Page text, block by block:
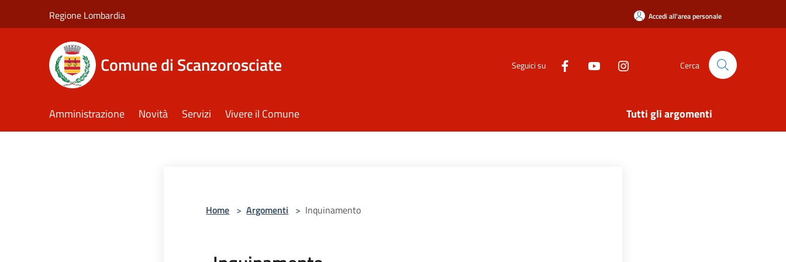
Regione Lombardia Accedi all'area personale
Comune di Scanzorosciate Seguici su Cerca
Amministrazione Novità Servizi Vivere il Comune Tutti gli argomenti
Home > Argomenti > Inquinamento